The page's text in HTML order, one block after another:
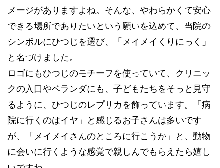
メージがありますよね。そんな、やわらかくて安心
できる場所でありたいという願いを込めて、当院の
シンボルにひつじを選び、「メイメイくりにっく」
と名づけました。
ロゴにもひつじのモチーフを使っていて、クリニッ
クの入口やベランダにも、子どもたちをそっと見守
るように、ひつじのレプリカを飾っています。「病
院に行くのはイヤ」と感じるお子さんは多いです
が、「メイメイさんのところに行こうか」と、動物
に会いに行くような感覚で親しんでもらえたら嬉し